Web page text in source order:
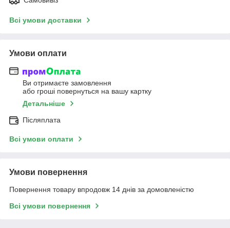
Всі умови доставки
Умови оплати
Ви отримаєте замовлення
або гроші повернуться на вашу картку
Детальніше
Післяплата
Всі умови оплати
Умови повернення
Повернення товару впродовж 14 днів за домовленістю
Всі умови повернення